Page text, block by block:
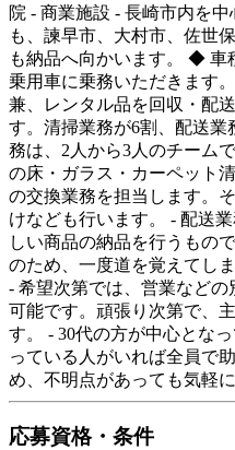
院 - 商業施設 - 長崎市内を
も、諫早市、大村市、佐世
も納品へ向かいます。 ◆ 車
乗用車に乗務いただきます
兼、レンタル品を回収・配
す。清掃業務が6割、配送業
務は、2人から3人のチーム
の床・ガラス・カーペット
の交換業務を担当します。
けなども行います。 - 配送
しい商品の納品を行うもの
のため、一度道を覚えてし
- 希望次第では、営業など
可能です。頑張り次第で、
す。 - 30代の方が中心とな
っている人がいれば全員で
め、不明点があっても気軽
応募資格・条件